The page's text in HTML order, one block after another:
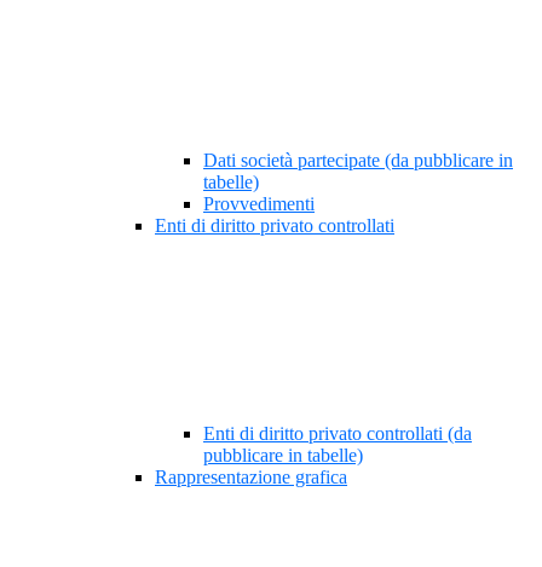
Dati società partecipate (da pubblicare in
tabelle)
Provvedimenti
Enti di diritto privato controllati
Enti di diritto privato controllati (da
pubblicare in tabelle)
Rappresentazione grafica